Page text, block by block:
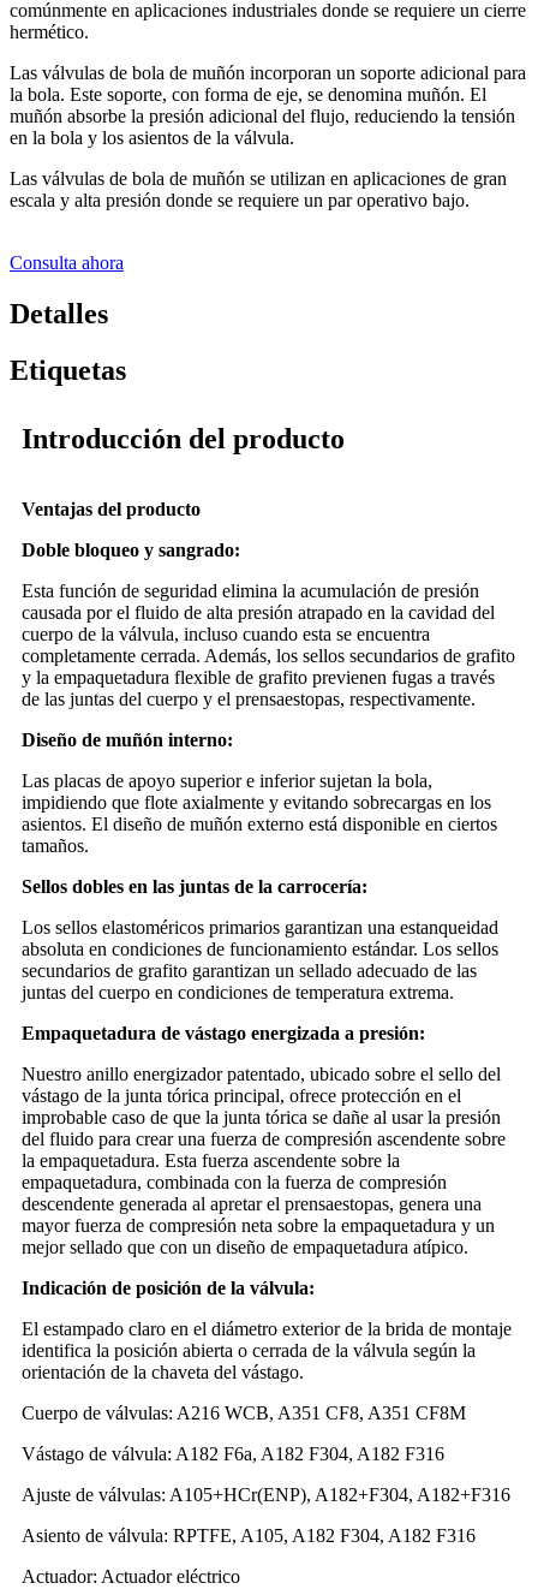
comúnmente en aplicaciones industriales donde se requiere un cierre
hermético.
Las válvulas de bola de muñón incorporan un soporte adicional para
la bola. Este soporte, con forma de eje, se denomina muñón. El
muñón absorbe la presión adicional del flujo, reduciendo la tensión
en la bola y los asientos de la válvula.
Las válvulas de bola de muñón se utilizan en aplicaciones de gran
escala y alta presión donde se requiere un par operativo bajo.
Consulta ahora
Detalles
Etiquetas
Introducción del producto
Ventajas del producto
Doble bloqueo y sangrado:
Esta función de seguridad elimina la acumulación de presión
causada por el fluido de alta presión atrapado en la cavidad del
cuerpo de la válvula, incluso cuando esta se encuentra
completamente cerrada. Además, los sellos secundarios de grafito
y la empaquetadura flexible de grafito previenen fugas a través
de las juntas del cuerpo y el prensaestopas, respectivamente.
Diseño de muñón interno:
Las placas de apoyo superior e inferior sujetan la bola,
impidiendo que flote axialmente y evitando sobrecargas en los
asientos. El diseño de muñón externo está disponible en ciertos
tamaños.
Sellos dobles en las juntas de la carrocería:
Los sellos elastoméricos primarios garantizan una estanqueidad
absoluta en condiciones de funcionamiento estándar. Los sellos
secundarios de grafito garantizan un sellado adecuado de las
juntas del cuerpo en condiciones de temperatura extrema.
Empaquetadura de vástago energizada a presión:
Nuestro anillo energizador patentado, ubicado sobre el sello del
vástago de la junta tórica principal, ofrece protección en el
improbable caso de que la junta tórica se dañe al usar la presión
del fluido para crear una fuerza de compresión ascendente sobre
la empaquetadura. Esta fuerza ascendente sobre la
empaquetadura, combinada con la fuerza de compresión
descendente generada al apretar el prensaestopas, genera una
mayor fuerza de compresión neta sobre la empaquetadura y un
mejor sellado que con un diseño de empaquetadura atípico.
Indicación de posición de la válvula:
El estampado claro en el diámetro exterior de la brida de montaje
identifica la posición abierta o cerrada de la válvula según la
orientación de la chaveta del vástago.
Cuerpo de válvulas: A216 WCB, A351 CF8, A351 CF8M
Vástago de válvula: A182 F6a, A182 F304, A182 F316
Ajuste de válvulas: A105+HCr(ENP), A182+F304, A182+F316
Asiento de válvula: RPTFE, A105, A182 F304, A182 F316
Actuador: Actuador eléctrico